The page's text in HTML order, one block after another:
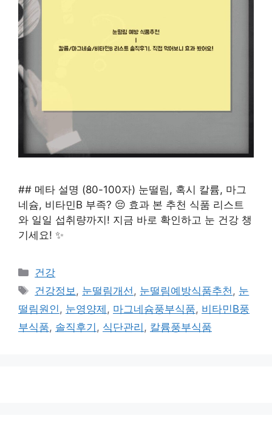
## 메타 설명 (80-100자) 눈떨림, 혹시 칼륨, 마그
네슘, 비타민B 부족? 😔 효과 본 추천 식품 리스트
와 일일 섭취량까지! 지금 바로 확인하고 눈 건강 챙
기세요! ✨
카
테
리
건강
태
그
건강정보 , 눈떨림개선 , 눈떨림예방식품추천 , 눈
떨림원인 , 눈영양제 , 마그네슘풍부식품, 비타민B풍
부식품, 솔직후기 , 식단관리 , 칼륨풍부식품